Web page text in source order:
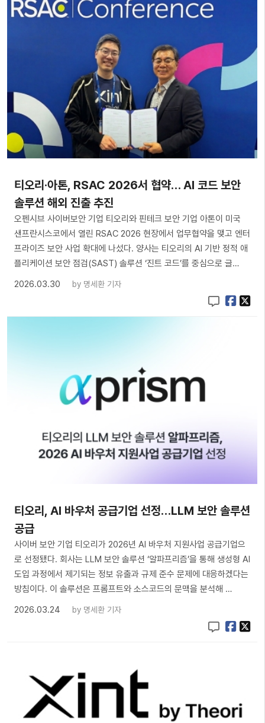
티오리·아톤, RSAC 2026서 협약… AI 코드 보안
솔루션 해외 진출 추진
오펜시브 사이버보안 기업 티오리와 핀테크 보안 기업 아톤이 미국
샌프란시스코에서 열린 RSAC 2026 현장에서 업무협약을 맺고 엔터
프라이즈 보안 사업 확대에 나섰다. 양사는 티오리의 AI 기반 정적 애
플리케이션 보안 점검(SAST) 솔루션 ‘진트 코드’를 중심으로 글…
2026.03.30
by 명세환 기자
티오리, AI 바우처 공급기업 선정…LLM 보안 솔루션
공급
사이버 보안 기업 티오리가 2026년 AI 바우처 지원사업 공급기업으
로 선정됐다. 회사는 LLM 보안 솔루션 ‘알파프리즘’을 통해 생성형 AI
도입 과정에서 제기되는 정보 유출과 규제 준수 문제에 대응하겠다는
방침이다. 이 솔루션은 프롬프트와 소스코드의 문맥을 분석해 …
2026.03.24
by 명세환 기자